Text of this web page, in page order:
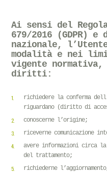
Ai sensi del
679/2016 (GDPR)
nazionale,
modalità e nei
vigente
diritti:
richiedere la conferma
riguardano (diritto di
conoscerne l’origine;
riceverne comunicazione
avere informazioni circa
del trattamento;
richiederne